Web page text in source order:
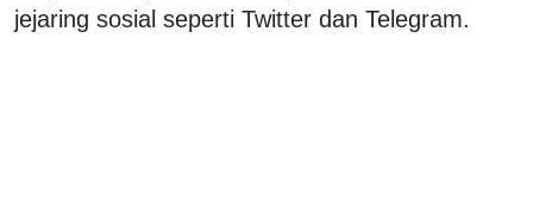
jejaring sosial seperti Twitter dan Telegram.